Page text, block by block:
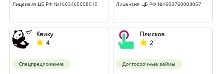
Лицензия ЦБ РФ №1603465008019 Лицензия ЦБ РФ №1603760008057
Квику
4
Спецпредложение
Плисков
2
Долгосрочные займы